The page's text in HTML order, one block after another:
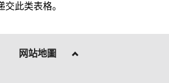
此类表格。
网站地圖